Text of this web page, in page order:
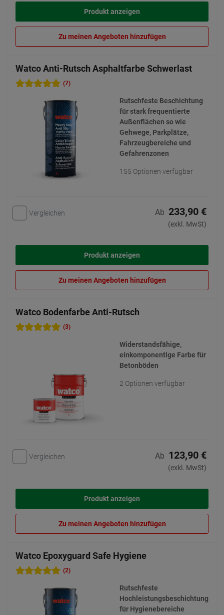
Produkt anzeigen
Zu meinen Angeboten hinzufügen
Watco Anti-Rutsch Asphaltfarbe Schwerlast
(7)
Rutschfeste Beschichtung
für stark frequentierte
Außenflächen so wie
Gehwege, Parkplätze,
Fahrzeugbereiche und
Gefahrenzonen
155 Optionen verfügbar
Vergleichen Ab 233,90 €
(exkl. MwSt)
Produkt anzeigen
Zu meinen Angeboten hinzufügen
Watco Bodenfarbe Anti-Rutsch
(3)
Widerstandsfähige,
einkomponentige Farbe für
Betonböden
2 Optionen verfügbar
Vergleichen Ab 123,90 €
(exkl. MwSt)
Produkt anzeigen
Zu meinen Angeboten hinzufügen
Watco Epoxyguard Safe Hygiene
(2)
Rutschfeste
Hochleistungsbeschichtung
für Hygienebereiche